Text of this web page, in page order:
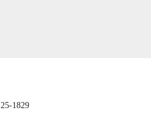
25-1829